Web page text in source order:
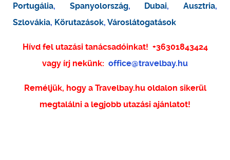
Portugália, Spanyolország, Dubai,Ausztria,
Szlovákia, Körutazások, Városlátogatások
Hívd fel utazási tanácsadóinkat! +36301843424
vagy írj nekünk: office@travelbay.hu
Reméljük, hogy a Travelbay.hu oldalon sikerül
megtalálni a legjobb utazási ajánlatot!